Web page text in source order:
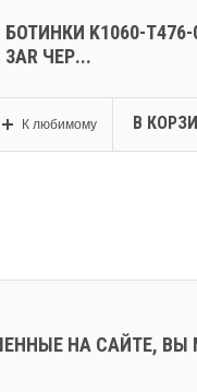
БОТИНКИ K1060-T476-
3AR ЧЕР...
К любимому В
НА САЙТЕ,